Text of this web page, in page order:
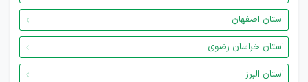
استان اصفهان
استان خراسان رضوی
استان البرز